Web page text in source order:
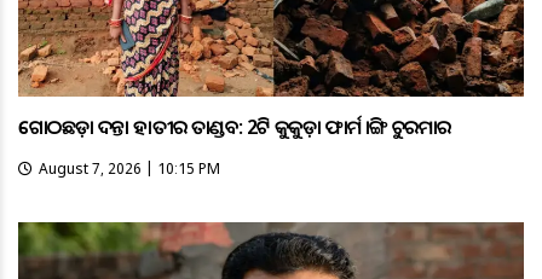
ଗୋଠଛଡ଼ା ଦନ୍ତା ହାତୀର ତାଣ୍ଡବ: 2ଟି କୁକୁଡ଼ା ଫାର୍ମ ଭାଙ୍ଗି ଚୁରମାର
August 7, 2026 | 10:15 PM